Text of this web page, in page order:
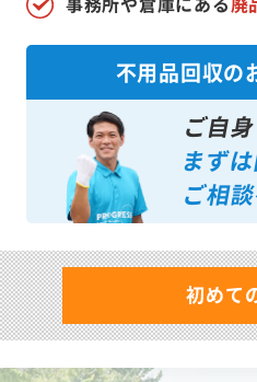
不用品回収の
ご自
まず
ご相談
初めて